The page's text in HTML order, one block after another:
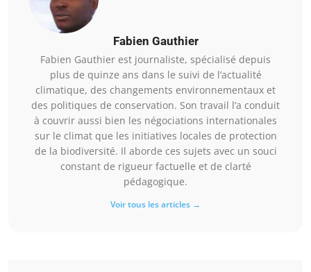
Fabien Gauthier
Fabien Gauthier est journaliste, spécialisé depuis
plus de quinze ans dans le suivi de l’actualité
climatique, des changements environnementaux et
des politiques de conservation. Son travail l’a conduit
à couvrir aussi bien les négociations internationales
sur le climat que les initiatives locales de protection
de la biodiversité. Il aborde ces sujets avec un souci
constant de rigueur factuelle et de clarté
pédagogique.
Voir tous les articles →